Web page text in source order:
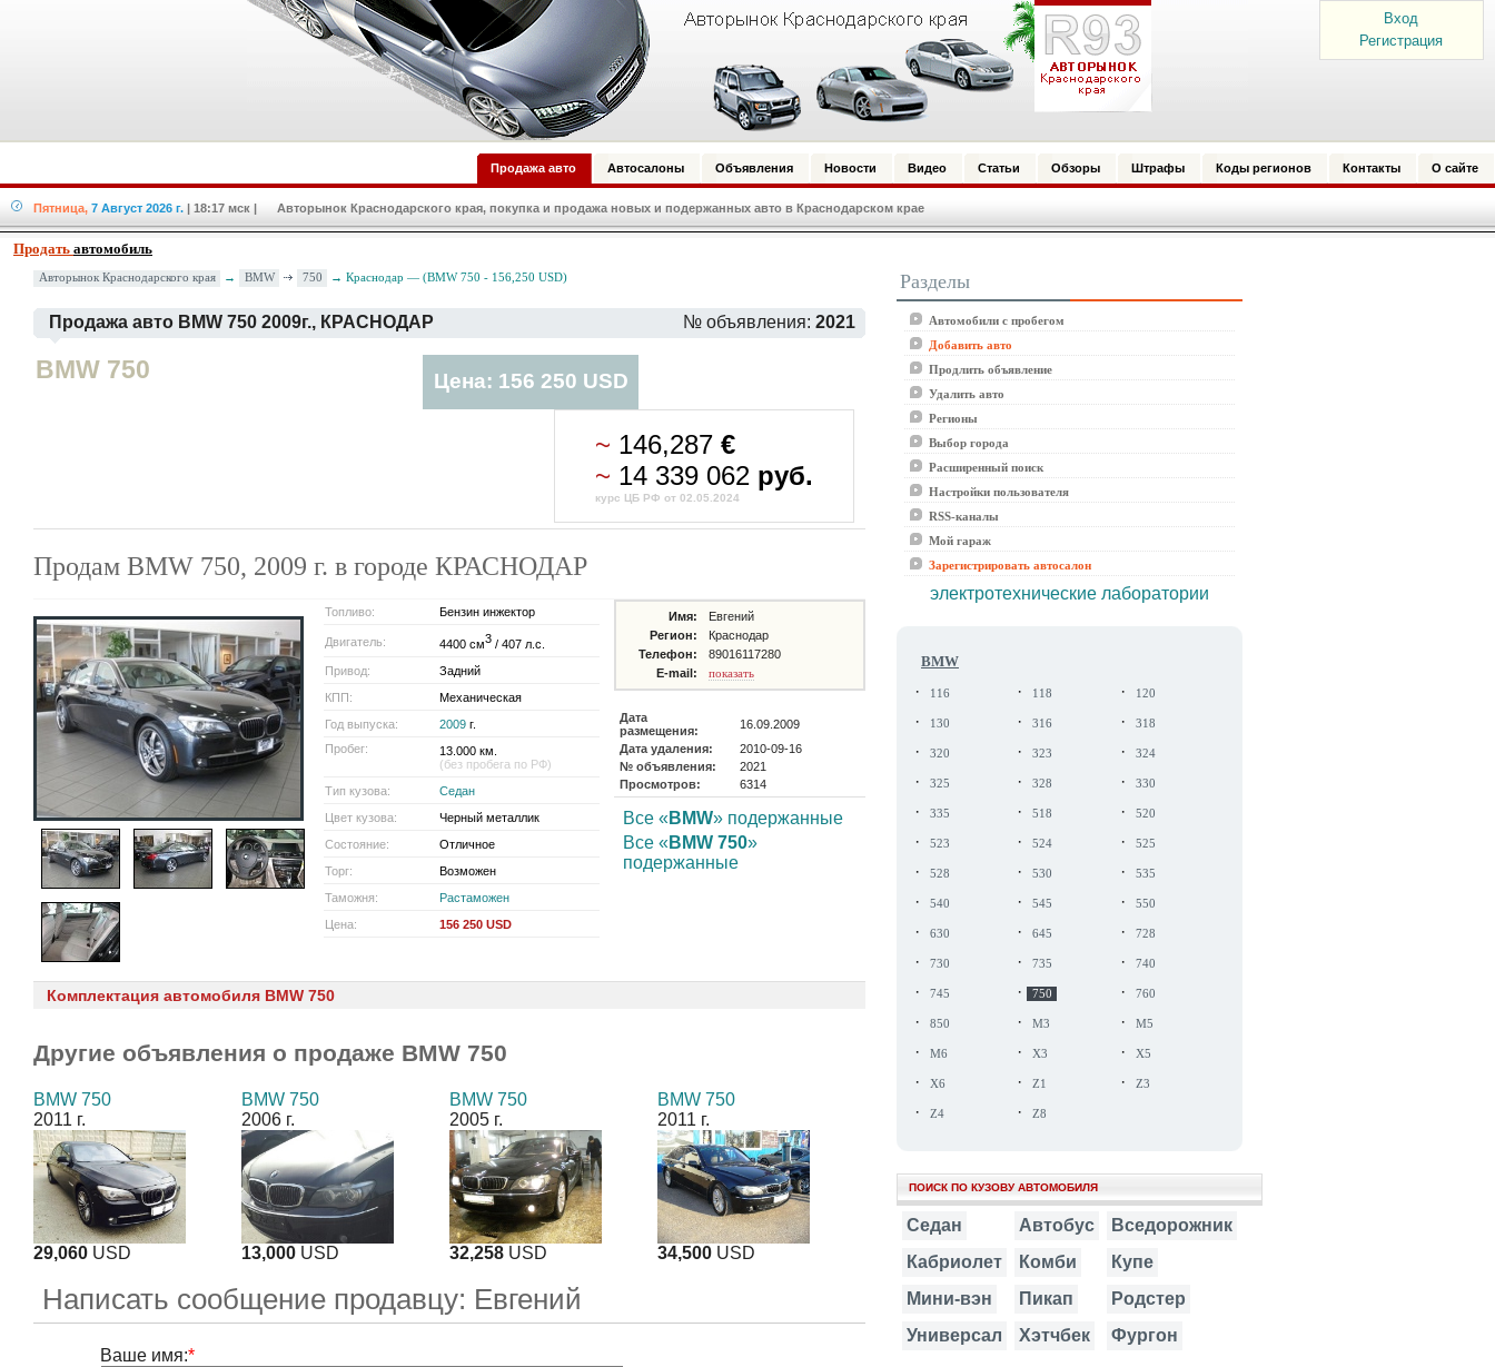
Вход
Регистрация
Продажа авто Автосалоны Объявления Новости Видео Статьи Обзоры Штрафы Коды регионов Контакты О сайте
Пятница, 7 Август 2026 г. | 18:17 мск | Авторынок Краснодарского края, покупка и продажа новых и подержанных авто в Краснодарском крае
Продать автомобиль
Авторынок Краснодарского края → BMW 750 → Краснодар — (BMW 750 - 156,250 USD)
Продажа авто BMW 750 2009г., КРАСНОДАР № объявления: 2021
BMW 750 Цена: 156 250 USD
~ 146,287€
~ 14 339 062 руб.
курс ЦБ РФ от 02.05.2024
Продам BMW 750, 2009 г. в городе КРАСНОДАР
Топливо: Бензин инжектор
Двигатель: 4400 см3 / 407 л.с.
Привод:
Задний
КПП:
Механическая
Год выпуска:
2009 г.
Пробег:
13.000 км.
(без пробега по РФ)
Тип кузова:
Седан
Цвет кузова:
Черный металлик
Состояние:
Отличное
Торг:
Возможен
Таможня:
Растаможен
Цена:
156 250 USD
Имя:
Евгений
Регион:
Краснодар
Телефон:
89016117280
E-mail:
показать
Дата
размещения:
16.09.2009
Дата удаления:
2010-09-16
№ объявления:
2021
Просмотров:
6314
Все « BMW» подержанные
Все « BMW 750»
подержанные
Комплектация автомобиля BMW 750
Другие объявления о продаже BMW 750
BMW 750
2011 г.
29,060 USD
BMW 750
2006 г.
13,000 USD
BMW 750
2005 г.
32,258 USD
BMW 750
2011 г.
34,500 USD
Написать сообщение продавцу: Евгений
Ваше имя:*
Разделы
Автомобили с пробегом
Добавить авто
Продлить объявление
Удалить авто
Регионы
Выбор города
Расширенный поиск
Настройки пользователя
RSS-каналы
Мой гараж
Зарегистрировать автосалон
электротехнические лаборатории
BMW
· 116 · 118 · 120
· 130 · 316 · 318
· 320 · 323 · 324
· 325 · 328 · 330
· 335 · 518 · 520
· 523 · 524 · 525
· 528 · 530 · 535
· 540 · 545 · 550
· 630 · 645 · 728
· 730 · 735 · 740
· 745 · 750 · 760
· 850 · M3 · M5
· M6 · X3 · X5
· X6 · Z1 · Z3
· Z4 · Z8
ПОИСК ПО КУЗОВУ АВТОМОБИЛЯ
Седан Автобус
Вседорожник
Кабриолет
Комби
Купе
Мини-вэн
Пикап
Родстер
Универсал
Хэтчбек Фургон